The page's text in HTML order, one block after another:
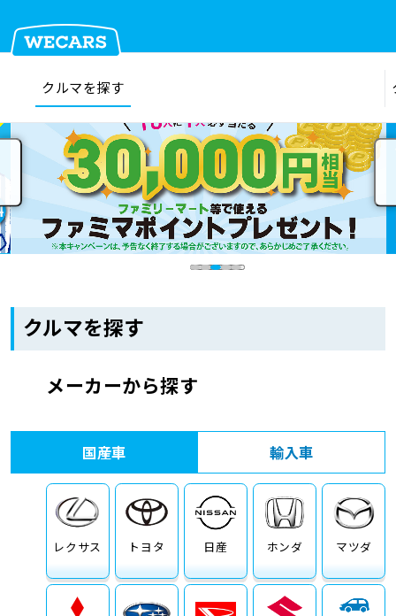
在庫検索
クルマを探す
クルマを売る
車検見積
車検料金・メニュー
品質管理とサポート体制
お役立ち情報
お問い合わせ
クルマを探す
クルマを探す
メーカーから探す
国産車
レクサス トヨタ 日産 ホンダ マツダ
輸入車